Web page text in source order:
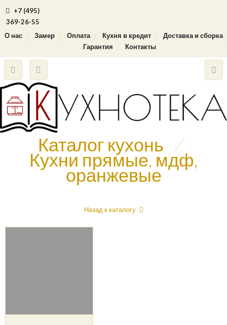
+7 (495)
369-26-55
О нас
Замер Оплата Кухня в кредит
Доставка и сборка
Гарантия
Контакты
Каталог кухонь /
Кухни прямые, мдф,
оранжевые
Назад к каталогу